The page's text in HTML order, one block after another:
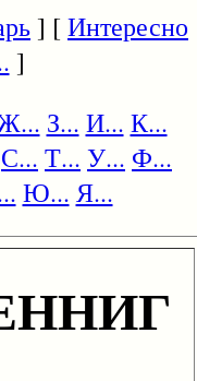
] [Интересно
]
З... И... К...
С... Т... У... Ф...
Ю... Я...